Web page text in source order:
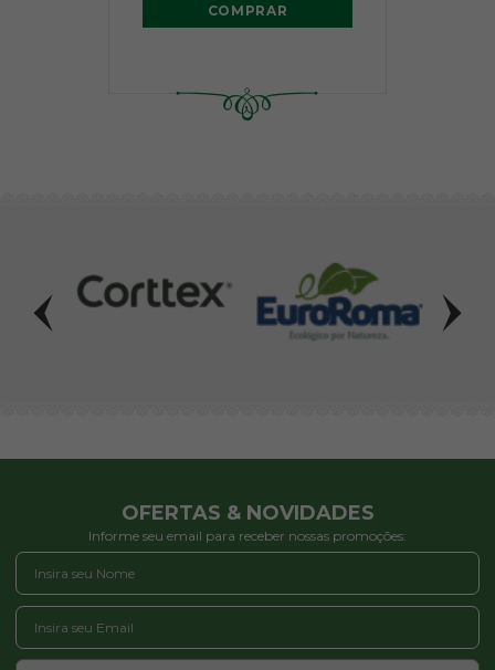
COMPRAR
OFERTAS & NOVIDADES
Informe seu email para receber nossas promoções: